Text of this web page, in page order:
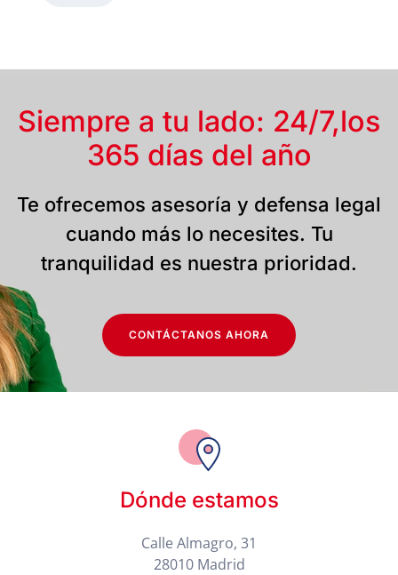
Siempre a tu lado: 24/7,los
365 días del año
Te ofrecemos asesoría y defensa legal
cuando más lo necesites. Tu
tranquilidad es nuestra prioridad.
CONTÁCTANOS AHORA
Dónde estamos
Calle Almagro, 31
28010 Madrid